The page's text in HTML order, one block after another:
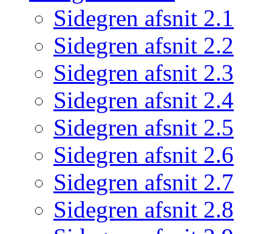
Sidegren afsnit 2.1
Sidegren afsnit 2.2
Sidegren afsnit 2.3
Sidegren afsnit 2.4
Sidegren afsnit 2.5
Sidegren afsnit 2.6
Sidegren afsnit 2.7
Sidegren afsnit 2.8